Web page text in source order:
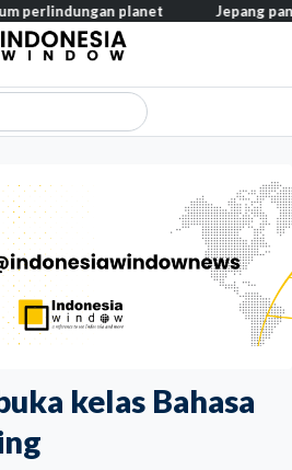
kelas Bahasa
planet Jepang pangkas